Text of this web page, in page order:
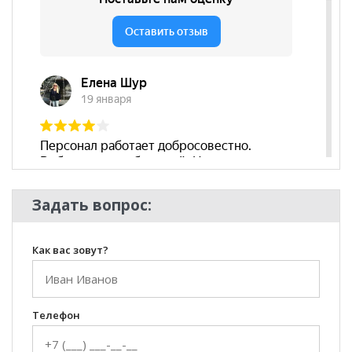
Задать вопрос:
Как вас зовут?
Телефон